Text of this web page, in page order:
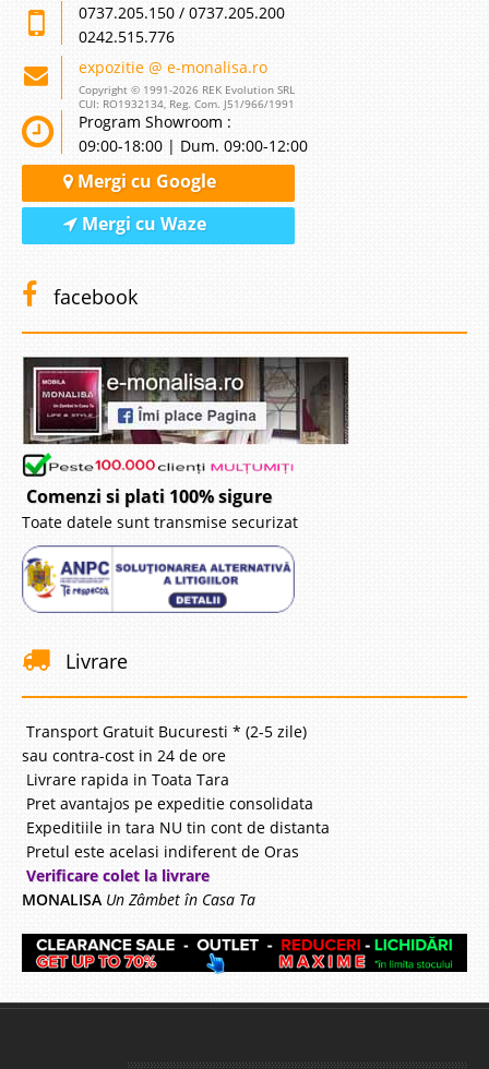
0737.205.150 / 0737.205.200
0242.515.776
expozitie @ e-monalisa.ro
Copyright © 1991-2026 REK Evolution SRL
CUI: RO1932134, Reg. Com. J51/966/1991
Program Showroom :
09:00-18:00 | Dum. 09:00-12:00
Mergi cu Google
Mergi cu Waze
facebook
Comenzi si plati 100% sigure
Toate datele sunt transmise securizat
Livrare
Transport Gratuit Bucuresti * (2-5 zile)
sau contra-cost in 24 de ore
Livrare rapida in Toata Tara
Pret avantajos pe expeditie consolidata
Expeditiile in tara NU tin cont de distanta
Pretul este acelasi indiferent de Oras
Verificare colet la livrare
MONALISA Un Zâmbet în Casa Ta